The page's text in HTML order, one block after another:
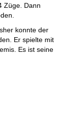
Züge. Dann
konnte der
Er spielte mit
Es ist seine